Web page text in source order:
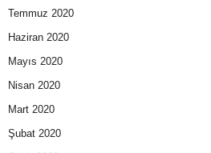
Temmuz 2020
Haziran 2020
Mayıs 2020
Nisan 2020
Mart 2020
Şubat 2020